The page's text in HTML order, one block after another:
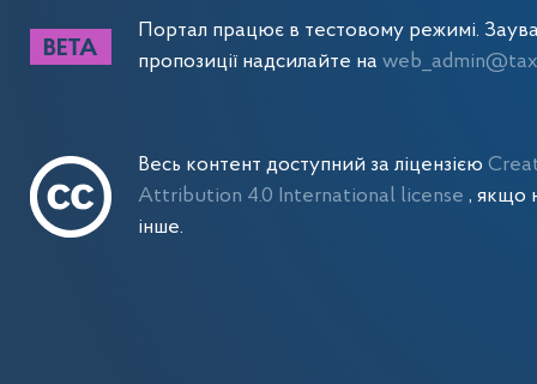
Портал працює в тестовому режимі.
пропозиції надсилайте на
Весь контент доступний за ліцензією
Attribution 4.0 International license , якщо
інше.